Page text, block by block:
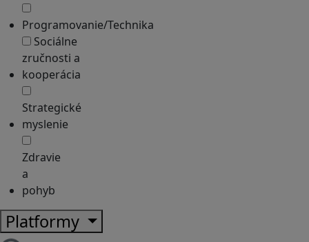
Programovanie/Technika
Sociálne
zručnosti a
kooperácia
Strategické
myslenie
Zdravie
a
pohyb
Platformy